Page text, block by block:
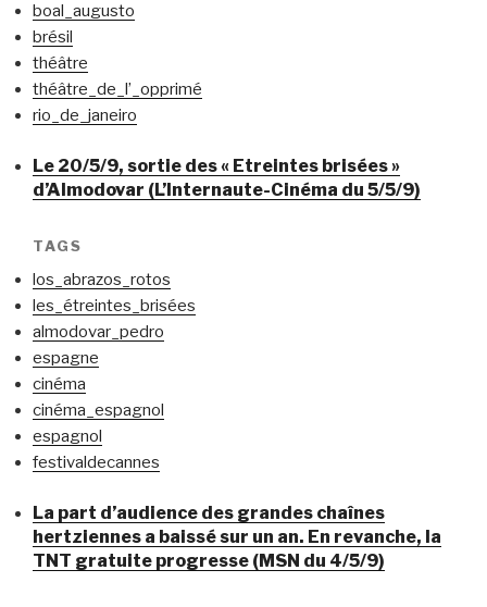
boal_augusto
brésil
théâtre
théâtre_de_l’_opprimé
rio_de_janeiro
Le 20/5/9, sortie des « Etreintes brisées »
d’Almodovar (L’Internaute-Cinéma du 5/5/9)
TAGS
los_abrazos_rotos
les_étreintes_brisées
almodovar_pedro
espagne
cinéma
cinéma_espagnol
espagnol
festivaldecannes
La part d’audience des grandes chaînes
hertziennes a baissé sur un an. En revanche, la
TNT gratuite progresse (MSN du 4/5/9)